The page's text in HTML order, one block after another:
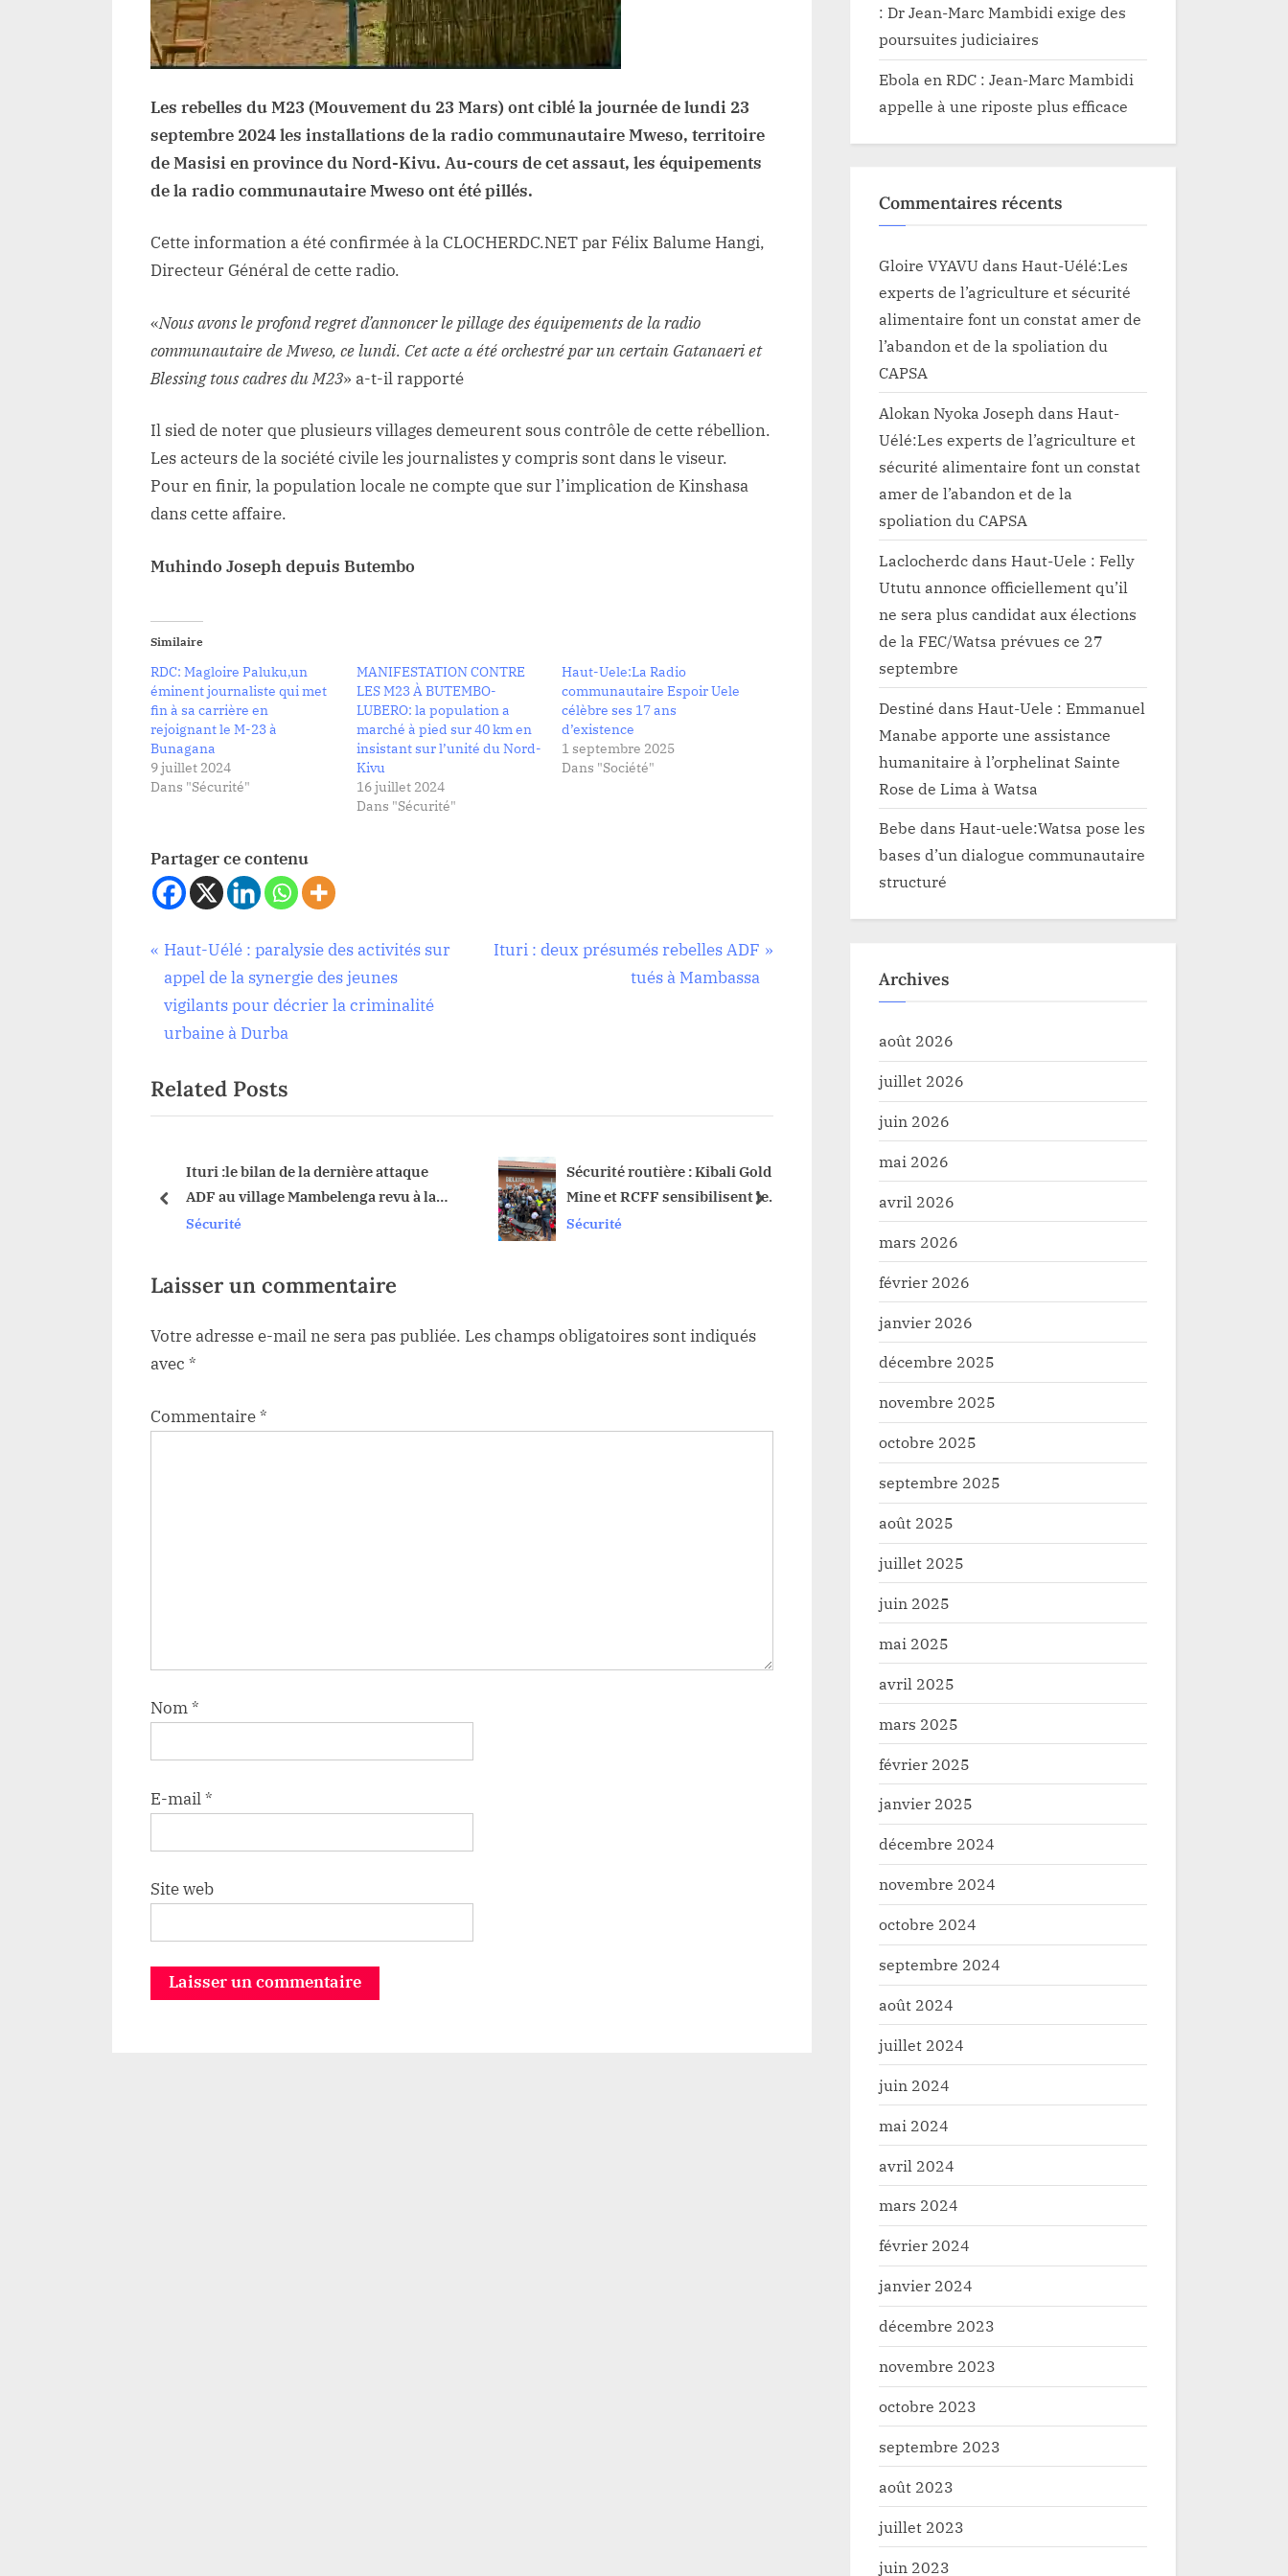
rebelles
du
M23
Les rebelles du M23 (Mouvement du 23 Mars) ont ciblé la journée de lundi 23
septembre 2024 les installations de la radio communautaire Mweso, territoire
de Masisi en province du Nord-Kivu. Au-cours de cet assaut, les équipements
de la radio communautaire Mweso ont été pillés.
Cette information a été confirmée à la CLOCHERDC.NET par Félix Balume Hangi,
Directeur Général de cette radio.
«Nous avons le profond regret d’annoncer le pillage des équipements de la radio
communautaire de Mweso, ce lundi. Cet acte a été orchestré par un certain Gatanaeri et
Blessing tous cadres du M23» a-t-il rapporté
Il sied de noter que plusieurs villages demeurent sous contrôle de cette rébellion.
Les acteurs de la société civile les journalistes y compris sont dans le viseur.
Pour en finir, la population locale ne compte que sur l’implication de Kinshasa
dans cette affaire.
Muhindo Joseph depuis Butembo
Similaire
RDC: Magloire Paluku,un
éminent journaliste qui met
fin à sa carrière en
rejoignant le M-23 à
Bunagana
9 juillet 2024
Dans "Sécurité"
MANIFESTATION CONTRE
LES M23 À BUTEMBO-
LUBERO: la population a
marché à pied sur 40 km en
insistant sur l’unité du Nord-
Kivu
16 juillet 2024
Dans "Sécurité"
Haut-Uele:La Radio
communautaire Espoir Uele
célèbre ses 17 ans
d’existence
1 septembre 2025
Dans "Société"
Partager ce contenu
Sécurité
Navigation
de
l’article
P
r
e
v
o
u
o
:
Haut-Uélé : paralysie des activités sur
appel de la synergie des jeunes
vigilants pour décrier la criminalité
urbaine à Durba
N
s
Ituri : deux présumés rebelles ADF
tués à Mambassa
Related Posts
Ituri :le bilan de la dernière attaque
ADF au village Mambelenga revu à la
hausse
Sécurité
Sécurité routière : Kibali Gold
Mine et RCFF sensibilisent les
conducteurs motos à Aru
Sécurité
RDC : Constant Mutamba inaugure le
nouveau palais de justice de Kalemie,
dans la province du Tanganyika
reussi à Giro
Sécurité
prev next
Laisser un commentaire
Votre adresse e-mail ne sera pas publiée. Les champs obligatoires sont indiqués
avec *
Commentaire*
Nom*
E-mail*
Site web
: Dr Jean-Marc Mambidi exige des
poursuites judiciaires
Ebola en RDC : Jean-Marc Mambidi
appelle à une riposte plus efficace
Commentaires récents
Gloire VYAVU dans Haut-Uélé:Les
experts de l’agriculture et sécurité
alimentaire font un constat amer de
l’abandon et de la spoliation du
CAPSA
Alokan Nyoka Joseph dans Haut-
Uélé:Les experts de l’agriculture et
sécurité alimentaire font un constat
amer de l’abandon et de la
spoliation du CAPSA
Laclocherdcdans Haut-Uele : Felly
Ututu annonce officiellement qu’il
ne sera plus candidat aux élections
de la FEC/Watsa prévues ce 27
septembre
Destiné dans Haut-Uele : Emmanuel
Manabe apporte une assistance
humanitaire à l’orphelinat Sainte
Rose de Lima à Watsa
Bebe dans Haut-uele:Watsa pose les
bases d’un dialogue communautaire
structuré
Archives
août 2026
juillet 2026
juin 2026
mai 2026
avril 2026
mars 2026
février 2026
janvier 2026
décembre 2025
novembre 2025
octobre 2025
septembre 2025
août 2025
juillet 2025
juin 2025
mai 2025
avril 2025
mars 2025
février 2025
janvier 2025
décembre 2024
novembre 2024
octobre 2024
septembre 2024
août 2024
juillet 2024
juin 2024
mai 2024
avril 2024
mars 2024
février 2024
janvier 2024
décembre 2023
novembre 2023
octobre 2023
septembre 2023
août 2023
juillet 2023
juin 2023